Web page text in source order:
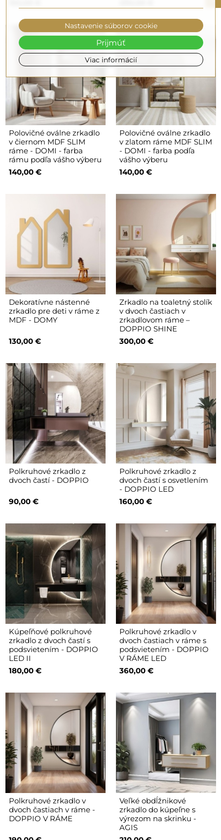
Polovičné oválne zrkadlo
v čiernom MDF SLIM
ráme - DOMI - farba
rámu podľa vášho výberu
140,00 €
Polovičné oválne zrkadlo
v zlatom ráme MDF SLIM
- DOMI - farba podľa
vášho výberu
140,00 €
Dekoratívne nástenné
zrkadlo pre deti v ráme z
MDF - DOMY
130,00 €
Zrkadlo na toaletný stolík
v dvoch častiach v
zrkadlovom ráme –
DOPPIO SHINE
300,00 €
Polkruhové zrkadlo z
dvoch častí - DOPPIO
90,00 €
Polkruhové zrkadlo z
dvoch častí s osvetlením
- DOPPIO LED
160,00 €
Kúpeľňové polkruhové
zrkadlo z dvoch častí s
podsvietením - DOPPIO
LED II
180,00 €
Polkruhové zrkadlo v
dvoch častiach v ráme s
podsvietením - DOPPIO
V RÁME LED
360,00 €
Polkruhové zrkadlo v
dvoch častiach v ráme -
DOPPIO V RÁME
Veľké obdĺžnikové
zrkadlo do kúpeľne s
výrezom na skrinku -
AGIS
Viac informácií
Nastavenie súborov cookie
Prijmúť